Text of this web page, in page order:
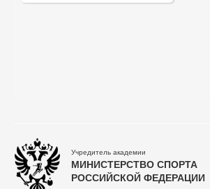
Учредитель академии
МИНИСТЕРСТВО СПОРТА
РОССИЙСКОЙ ФЕДЕРАЦИИ